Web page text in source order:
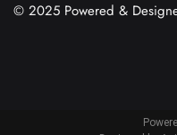
© 2025 Powered &